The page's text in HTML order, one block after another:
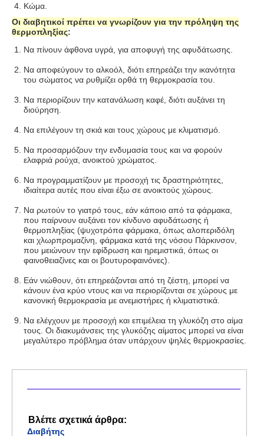
Κώμα.
Οι διαβητικοί πρέπει να γνωρίζουν για την πρόληψη της
θερμοπληξίας:
Να πίνουν άφθονα υγρά, για αποφυγή της αφυδάτωσης.
Να αποφεύγουν το αλκοόλ, διότι επηρεάζει την ικανότητα
του σώματος να ρυθμίζει ορθά τη θερμοκρασία του.
Να περιορίζουν την κατανάλωση καφέ, διότι αυξάνει τη
διούρηση.
Να επιλέγουν τη σκιά και τους χώρους με κλιματισμό.
Να προσαρμόζουν την ενδυμασία τους και να φορούν
ελαφριά ρούχα, ανοικτού χρώματος.
Να προγραμματίζουν με προσοχή τις δραστηριότητες,
ιδιαίτερα αυτές που είναι έξω σε ανοικτούς χώρους.
Να ρωτούν το γιατρό τους, εάν κάποιο από τα φάρμακα,
που παίρνουν αυξάνει τον κίνδυνο αφυδάτωσης ή
θερμοπληξίας (ψυχοτρόπα φάρμακα, όπως αλοπεριδόλη
και χλωρπρομαζίνη, φάρμακα κατά της νόσου Πάρκινσον,
που μειώνουν την εφίδρωση και ηρεμιστικά, όπως οι
φαινοθειαζίνες και οι βουτυροφαινόνες).
Εάν νιώθουν, ότι επηρεάζονται από τη ζέστη, μπορεί να
κάνουν ένα κρύο ντους και να περιορίζονται σε χώρους με
κανονική θερμοκρασία με ανεμιστήρες ή κλιματιστικά.
Να ελέγχουν με προσοχή και επιμέλεια τη γλυκόζη στο αίμα
τους. Οι διακυμάνσεις της γλυκόζης αίματος μπορεί να είναι
μεγαλύτερο πρόβλημα όταν υπάρχουν ψηλές θερμοκρασίες.
Βλέπε σχετικά άρθρα:
Διαβήτης